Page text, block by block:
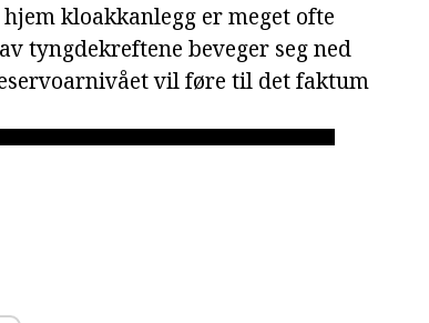
kloakkanlegg er meget ofte
tyngdekreftene beveger seg ned
vil føre til det faktum